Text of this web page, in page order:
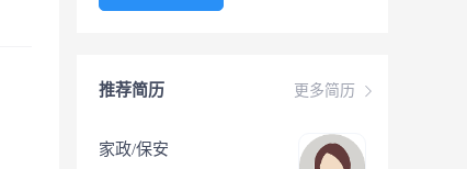
更多简历
推荐简历
家政/保安